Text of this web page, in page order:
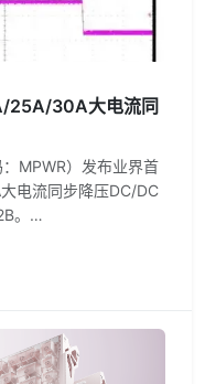
25A/30A大电流同
MPWR）发布业界首
电流同步降压DC/DC
。
3.6V-24V 的宽输入电